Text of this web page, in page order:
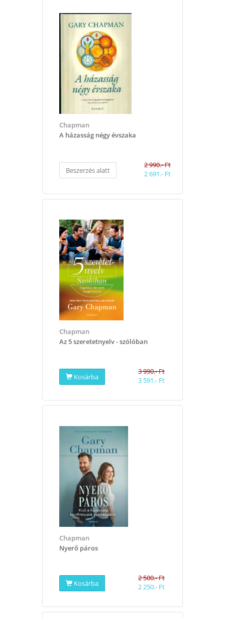
Chapman
A házasság négy évszaka
Beszerzés alatt
2 990.- Ft
2 691.- Ft
Chapman
Az 5 szeretetnyelv - szólóban
Kosárba
3 990.- Ft
3 591.- Ft
Chapman
Nyerő páros
Kosárba
2 500.- Ft
2 250.- Ft